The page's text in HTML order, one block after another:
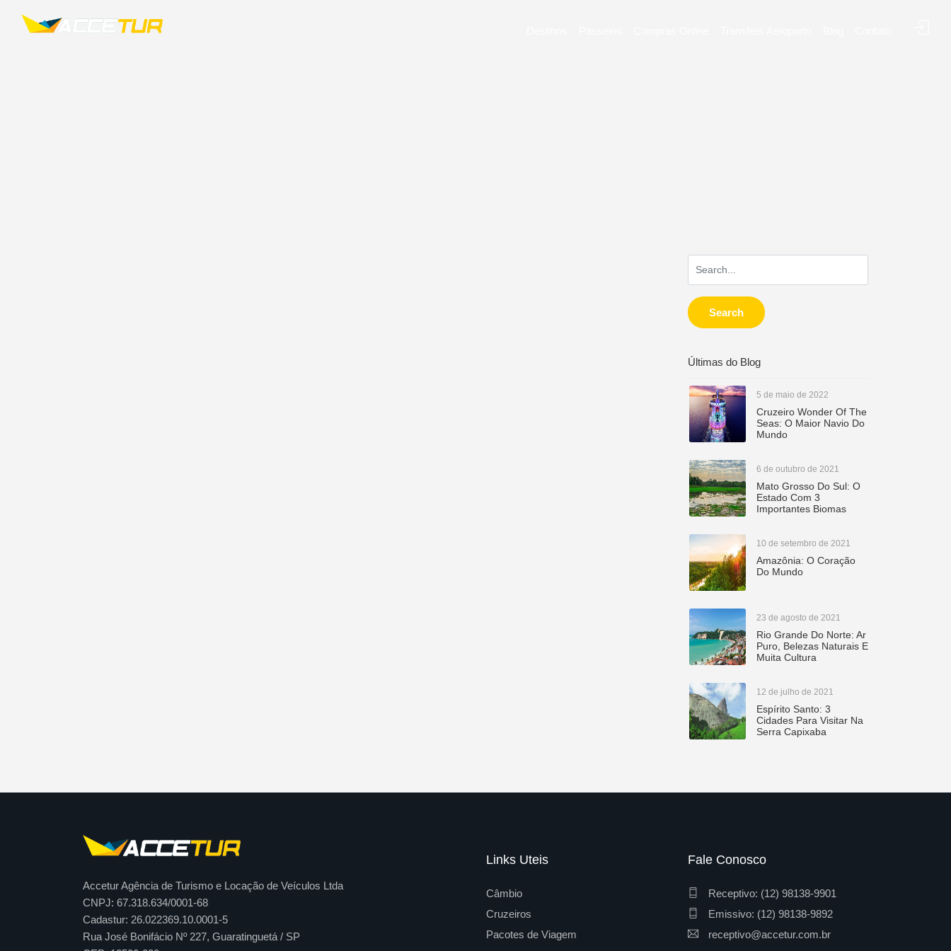
VIAJE O MUNDO COM A ACCETURSearch
Últimas do Blog
5 de maio de 2022
Cruzeiro Wonder Of The
Seas: O Maior Navio Do
Mundo
6 de outubro de 2021
Mato Grosso Do Sul: O
Estado Com 3
Importantes Biomas
10 de setembro de 2021
Amazônia: O Coração
Do Mundo
23 de agosto de 2021
Rio Grande Do Norte: Ar
Puro, Belezas Naturais E
Muita Cultura
12 de julho de 2021
Espírito Santo: 3
Cidades Para Visitar Na
Serra Capixaba
Accetur Agência de Turismo e Locação de Veículos Ltda
CNPJ: 67.318.634/0001-68
Cadastur: 26.022369.10.0001-5
Rua José Bonifácio Nº 227, Guaratinguetá / SP
Links Uteis
Câmbio
Cruzeiros
Pacotes de Viagem
Fale Conosco
Receptivo: (12) 98138-9901
Emissivo: (12) 98138-9892
receptivo@accetur.com.br